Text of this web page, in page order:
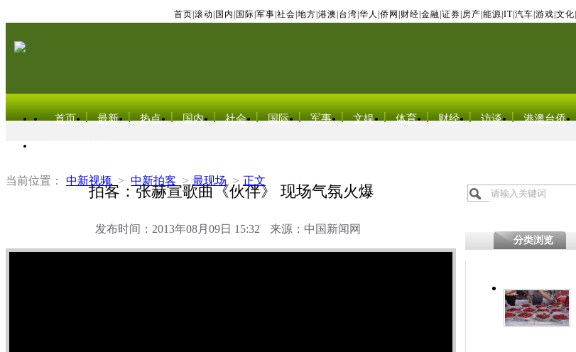
首页 滚动 国内 国际 军事 社会 地方 港澳 台湾 华人 侨网 财经 金融 证券 房产 能源 IT| 汽车 游戏 文化
首页 最新 热点 国内 社会 国际 军事 文娱 体育 财经 访谈 港澳台侨
当前位置： 中新视频 > 中新拍客 > 最现场 > 正文
拍客：张赫宣歌曲《伙伴》 现场气氛火爆
发布时间：2013年08月09日 15:32 来源：中国新闻网
分类浏览